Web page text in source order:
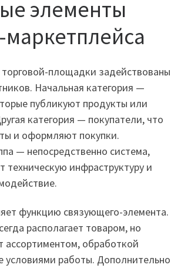
элементы
торговой-площадки задействованы
Начальная категория —
публикуют продукты или
категория — покупатели, что
и оформляют покупки.
— непосредственно система,
техническую инфраструктуру и
функцию связующего-элемента.
располагает товаром, но
ассортиментом, обработкой
условиями работы. Дополнительно